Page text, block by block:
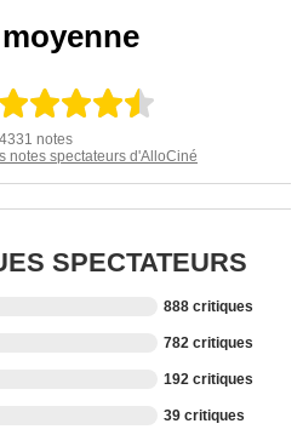
notes
notes spectateurs d'AlloCiné
SPECTATEURS
888 critiques
782 critiques
192 critiques
39 critiques